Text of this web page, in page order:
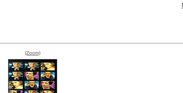
(Zoom)